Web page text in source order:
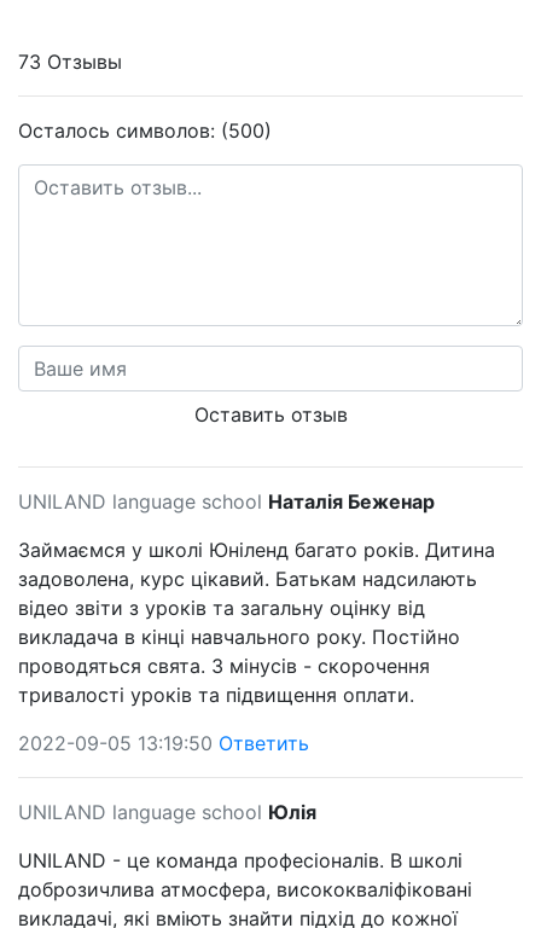
73 Отзывы
Осталось символов: (500)
Оставить отзыв
UNILAND language school Наталія Беженар
Займаємся у школі Юніленд багато років. Дитина
задоволена, курс цікавий. Батькам надсилають
відео звіти з уроків та загальну оцінку від
викладача в кінці навчального року. Постійно
проводяться свята. З мінусів - скорочення
тривалості уроків та підвищення оплати.
2022-09-05 13:19:50 Ответить
UNILAND language school Юлія
UNILAND - це команда професіоналів. В школі
доброзичлива атмосфера, висококваліфіковані
викладачі, які вміють знайти підхід до кожної